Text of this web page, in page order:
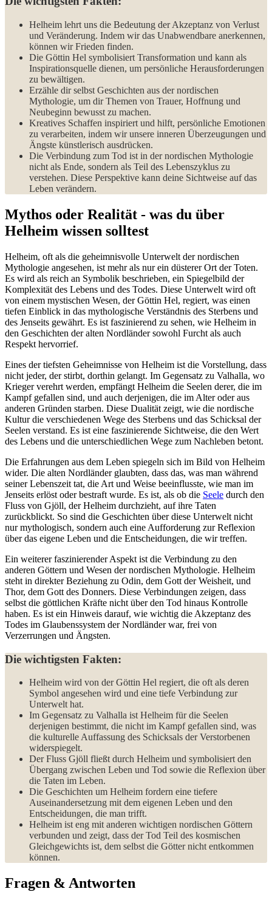
Helheim lehrt uns die Bedeutung⁤ der Akzeptanz von Verlust
und Veränderung. Indem wir das Unabwendbare anerkennen,
können wir Frieden finden.
Die ‍Göttin Hel symbolisiert ⁢Transformation und kann als
Inspirationsquelle dienen, um persönliche Herausforderungen
zu bewältigen.
Erzähle dir selbst Geschichten aus der nordischen
Mythologie, um dir Themen von Trauer, Hoffnung und
Neubeginn bewusst zu machen.
Kreatives Schaffen inspiriert und hilft, persönliche Emotionen
zu verarbeiten,​ indem wir unsere inneren Überzeugungen und
Ängste künstlerisch ausdrücken.
Die Verbindung zum Tod ‌ist in der nordischen Mythologie
nicht als Ende, sondern als Teil des Lebenszyklus ​zu
verstehen. Diese Perspektive kann ‌deine Sichtweise⁤ auf das
Leben verändern.
Mythos​ oder Realität -‌ was du über⁣
Helheim wissen​ solltest
Helheim, oft als die geheimnisvolle Unterwelt der nordischen
Mythologie ⁤angesehen, ist mehr als nur ein düsterer‌ Ort der Toten.
Es wird als reich an Symbolik beschrieben, ein Spiegelbild‍ der⁤
Komplexität des Lebens‍ und des Todes. Diese Unterwelt wird oft
von einem mystischen Wesen, der Göttin Hel, regiert, was einen
tiefen ‌Einblick in das mythologische Verständnis des Sterbens und
des Jenseits gewährt. Es ist faszinierend zu sehen, wie Helheim⁤ in
den Geschichten der alten Nordländer sowohl Furcht als auch
Respekt hervorrief.
Eines der tiefsten Geheimnisse ‌von Helheim ist die Vorstellung, dass
nicht‌ jeder, der stirbt, dorthin gelangt. Im Gegensatz zu Valhalla, wo
Krieger verehrt werden, empfängt Helheim die Seelen derer, ⁢die im
Kampf gefallen sind, und⁣ auch derjenigen, die im Alter oder aus
anderen Gründen starben. Diese Dualität⁤ zeigt, wie die ‍nordische
Kultur die verschiedenen Wege des Sterbens​ und das Schicksal der
Seelen verstand. Es ist eine faszinierende Sichtweise, die den Wert
des Lebens und die unterschiedlichen Wege​ zum Nachleben betont.
Die Erfahrungen aus dem Leben spiegeln sich im Bild von ‍Helheim
wider. Die alten Nordländer glaubten, dass das, was man während
seiner ‍Lebenszeit tat,‍ die Art und Weise beeinflusste, wie man im
‌Jenseits erlöst oder bestraft wurde. Es ist, als ob die Seele durch den
Fluss von Gjöll, der⁢ Helheim durchzieht, auf ihre Taten
zurückblickt. So sind die Geschichten über diese Unterwelt nicht
nur​ mythologisch, sondern auch eine ⁤Aufforderung zur Reflexion
über das eigene ⁤Leben und die Entscheidungen, die wir treffen.
Ein weiterer faszinierender Aspekt ist die Verbindung ⁤zu den
anderen Göttern und Wesen der nordischen Mythologie. Helheim
steht in direkter Beziehung ⁣zu Odin, dem Gott der ⁣Weisheit,⁣ und
Thor,⁤ dem Gott des⁢ Donners.⁤ Diese Verbindungen ‌zeigen, dass
selbst die⁤ göttlichen⁢ Kräfte nicht über ⁢den ⁢Tod hinaus Kontrolle
haben. ‌Es ist ein Hinweis darauf, wie wichtig die Akzeptanz des
Todes im Glaubenssystem der Nordländer war, frei ‌von
Verzerrungen und Ängsten.
Die wichtigsten Fakten:
Helheim wird von der Göttin Hel regiert, die ‍oft ⁢als deren
Symbol angesehen wird und eine tiefe Verbindung zur
Unterwelt hat.
Im Gegensatz⁢ zu‍ Valhalla ist Helheim für die Seelen
derjenigen bestimmt, die nicht im Kampf gefallen sind, was
die kulturelle Auffassung des Schicksals der Verstorbenen
widerspiegelt.
Der Fluss Gjöll fließt durch ‌Helheim und symbolisiert den
Übergang zwischen Leben und Tod sowie die Reflexion über
die Taten im Leben.
Die Geschichten um Helheim fordern eine tiefere
Auseinandersetzung mit dem eigenen Leben und den
Entscheidungen, die man ⁣trifft.
Helheim ist eng mit ​anderen wichtigen nordischen Göttern
verbunden und zeigt, dass der Tod Teil des kosmischen
Gleichgewichts ist,‌ dem selbst die Götter nicht entkommen
können.
Fragen & Antworten